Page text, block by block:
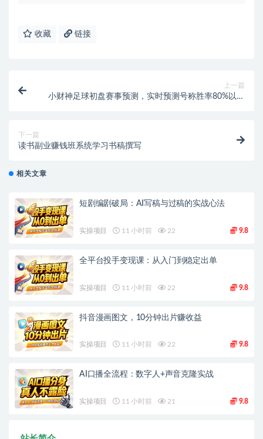
收藏 链接
上一篇
小财神足球初盘赛事预测，实时预测号称胜率80%以上
下一篇
读书副业赚钱班系统学习书稿撰写
相关文章
短剧编剧破局：AI写稿与过稿的实战心法
实操项目 11 小时前 22 9.8
全平台投手变现课：从入门到稳定出单
实操项目 11 小时前 22 9.8
抖音漫画图文，10分钟出片赚收益
实操项目 11 小时前 22 9.8
AI口播全流程：数字人+声音克隆实战
实操项目 11 小时前 21 9.8